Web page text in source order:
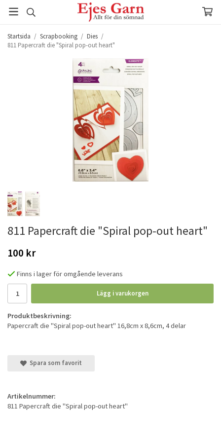
Startsida / Scrapbooking / Dies /
811 Papercraft die "Spiral pop-out heart"
811 Papercraft die "Spiral pop-out heart"
100 kr
Finns i lager för omgående leverans
Lägg i varukorgen
Produktbeskrivning:
Papercraft die "Spiral pop-out heart" 16,8cm x 8,6cm, 4 delar
Spara som favorit
Artikelnummer:
811 Papercraft die "Spiral pop-out heart"